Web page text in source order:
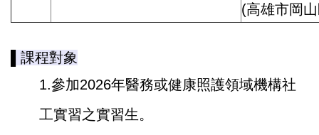
(高雄市岡
課程對象
1.參加2026年醫務或健康照護領域機構社
工實習之實習生。